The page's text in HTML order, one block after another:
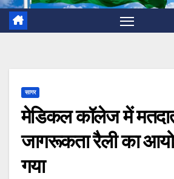
सागर
मेडिकल कॉलेज में
जागरूकता रैली का
गया